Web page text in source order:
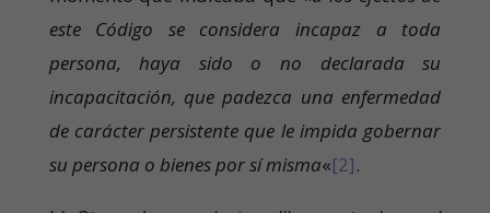
este Código se considera incapaz a toda
persona, haya sido o no declarada su
incapacitación, que padezca una enfermedad
de carácter persistente que le impida gobernar
su persona o bienes por sí misma«[2].